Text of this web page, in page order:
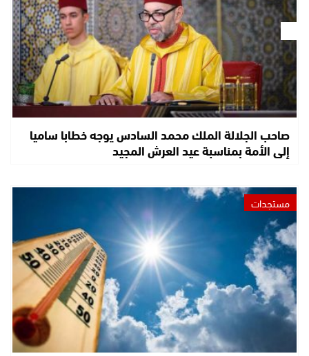
صاحب الجلالة الملك محمد السادس يوجه خطابا ساميا
إلى الأمة بمناسبة عيد العرش المجيد
مستجدات